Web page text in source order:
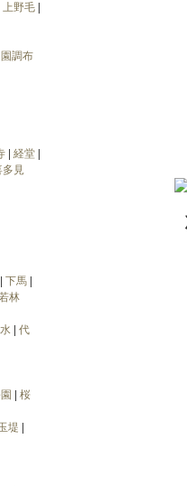
上野毛|
園調布
| 経堂|
多見
下馬|
林
| 代
桜
堤